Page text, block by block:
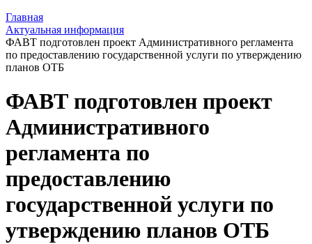
Главная
Актуальная информация
ФАВТ подготовлен проект Административного регламента
по предоставлению государственной услуги по утверждению
планов ОТБ
ФАВТ подготовлен проект
Административного
регламента по
предоставлению
государственной услуги по
утверждению планов ОТБ